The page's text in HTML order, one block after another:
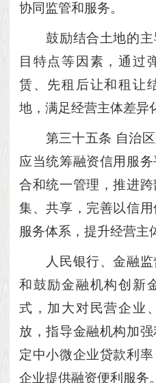
协同监管和服务。
鼓励结合土地的主
目特点等因素，通过
赁、先租后让和租让
地，满足经营主体差异
第三十五条 自治
应当统筹融资信用服
合和统一管理，推进
集、共享，完善以信
服务体系，提升经营主
人民银行、金融监
和鼓励金融机构创新
式，加大对民营企业
放，指导金融机构加
定中小微企业贷款利
企业提供融资便利服务。